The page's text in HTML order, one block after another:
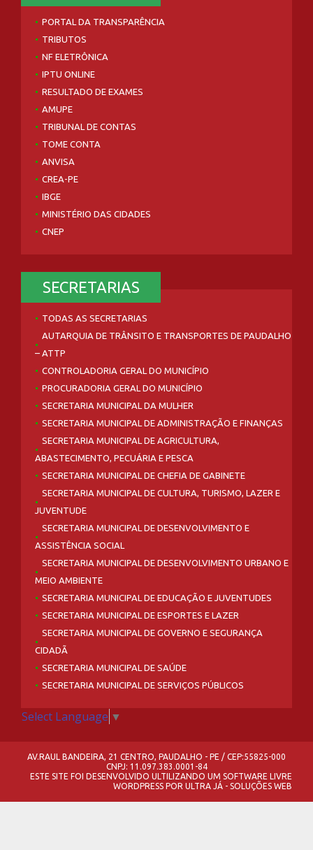
PORTAL DA TRANSPARÊNCIA
TRIBUTOS
NF ELETRÔNICA
IPTU ONLINE
RESULTADO DE EXAMES
AMUPE
TRIBUNAL DE CONTAS
TOME CONTA
ANVISA
CREA-PE
IBGE
MINISTÉRIO DAS CIDADES
CNEP
SECRETARIAS
TODAS AS SECRETARIAS
AUTARQUIA DE TRÂNSITO E TRANSPORTES DE PAUDALHO
– ATTP
CONTROLADORIA GERAL DO MUNICÍPIO
PROCURADORIA GERAL DO MUNICÍPIO
SECRETARIA MUNICIPAL DA MULHER
SECRETARIA MUNICIPAL DE ADMINISTRAÇÃO E FINANÇAS
SECRETARIA MUNICIPAL DE AGRICULTURA,
ABASTECIMENTO, PECUÁRIA E PESCA
SECRETARIA MUNICIPAL DE CHEFIA DE GABINETE
SECRETARIA MUNICIPAL DE CULTURA, TURISMO, LAZER E
JUVENTUDE
SECRETARIA MUNICIPAL DE DESENVOLVIMENTO E
ASSISTÊNCIA SOCIAL
SECRETARIA MUNICIPAL DE DESENVOLVIMENTO URBANO E
MEIO AMBIENTE
SECRETARIA MUNICIPAL DE EDUCAÇÃO E JUVENTUDES
SECRETARIA MUNICIPAL DE ESPORTES E LAZER
SECRETARIA MUNICIPAL DE GOVERNO E SEGURANÇA
CIDADÃ
SECRETARIA MUNICIPAL DE SAÚDE
SECRETARIA MUNICIPAL DE SERVIÇOS PÚBLICOS
Select Language ▼
AV.RAUL BANDEIRA, 21 CENTRO, PAUDALHO - PE / CEP:55825-000
CNPJ: 11.097.383.0001-84
ESTE SITE FOI DESENVOLVIDO ULTILIZANDO UM SOFTWARE LIVRE
WORDPRESS POR ULTRA JÁ - SOLUÇÕES WEB